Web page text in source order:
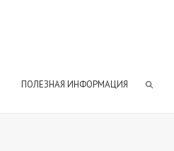
ПОЛЕЗНАЯ ИНФОРМАЦИЯ